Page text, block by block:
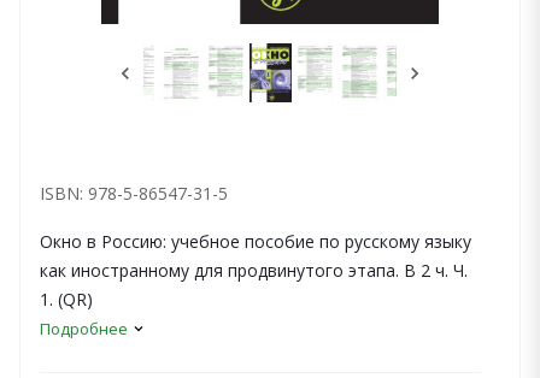
ISBN: 978-5-86547-31-5
Окно в Россию: учебное пособие по русскому языку
как иностранному для продвинутого этапа. В 2 ч. Ч.
1. (QR)
Подробнее